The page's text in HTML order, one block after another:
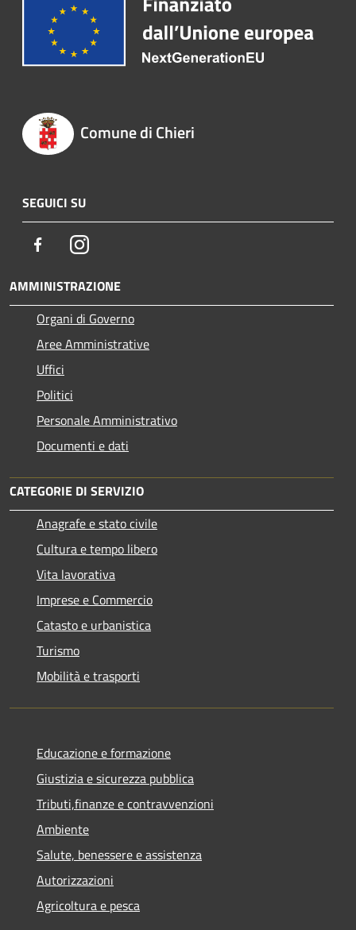
Comune di Chieri
SEGUICI SU
FacebookInstagram
AMMINISTRAZIONE
Organi di Governo
Aree Amministrative
Uffici
Politici
Personale Amministrativo
Documenti e dati
CATEGORIE DI SERVIZIO
Anagrafe e stato civile
Cultura e tempo libero
Vita lavorativa
Imprese e Commercio
Catasto e urbanistica
Turismo
Mobilità e trasporti
Educazione e formazione
Giustizia e sicurezza pubblica
Tributi,finanze e contravvenzioni
Ambiente
Salute, benessere e assistenza
Autorizzazioni
Agricoltura e pesca